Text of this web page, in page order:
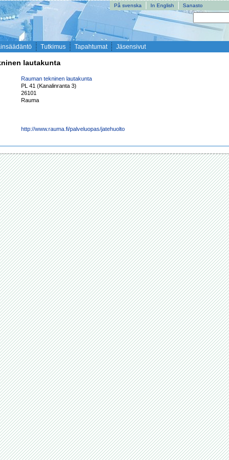
På svenska In English Sanasto
Tutkimus Tapahtumat Jäsensivut
lautakunta
Rauman tekninen lautakunta
PL 41 (Kanalinranta 3)
26101
Rauma
http://www.rauma.fi/palveluopas/jatehuolto